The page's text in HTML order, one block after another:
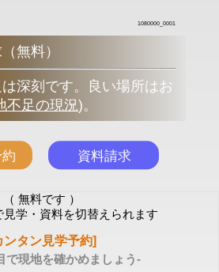
1080000_0001
無料）
深刻です。良い場所はお
足の現況)。
（ 無料です ）
見学・資料を切替えられます
ンタン見学予約]
で現地を確かめましょう-